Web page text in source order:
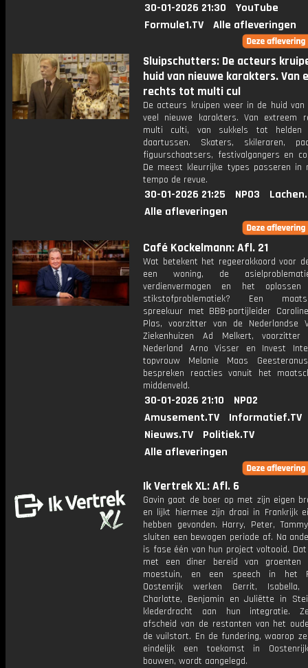
30-01-2026 21:30
YouTube
Formule1.TV
Alle afleveringen
Sluipschutters: De acteurs
huid van nieuwe karakters. Van
rechts tot multi cul
De acteurs kruipen weer in de huid van
veel nieuwe karakters. Van extreem
multi culti, van sukkels tot helden
daartussen. Skaters, skileraren,
figuurschaatsers, festivalgangers en
De meest kleurrijke types passeren in
tempo de revue.
30-01-2026 21:25 NPO3
Alle afleveringen
Café Kockelmann: Afl. 21
Wat betekent het regeerakkoord voor
een woning, de
verdienvermogen en het
stikstofproblematiek? Een
spreekuur met BBB-partijleider
Plas, voorzitter van de Nederlandse
Ziekenhuizen Ad Melkert, voorzitter
Nederland Arno Visser en Invest
topvrouw Melanie Maas
bespreken reacties vanuit het
middenveld.
30-01-2026 21:10
NPO2
Amusement.TV
Informatief.TV
Nieuws.TV
Politiek.TV
Alle afleveringen
Ik Vertrek XL: Afl. 6
Gavin gaat de boer op met zijn eigen
en lijkt hiermee zijn draai in Frankrijk
hebben gevonden. Harry, Peter,
sluiten een bewogen periode af. Na
is fase één van hun project voltooid.
met een diner bereid van groenten
moestuin, en een speech in het
Oostenrijk werken Gerrit, Isabella,
Charlotte, Benjamin en Juliëtte in
klederdracht aan hun integratie.
afscheid van de restanten van het
de vuilstort. En de fundering, waarop
eindelijk een toekomst in
bouwen, wordt aangelegd.